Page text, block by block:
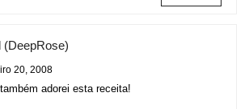
(DeepRose)
20, 2008
adorei esta receita!